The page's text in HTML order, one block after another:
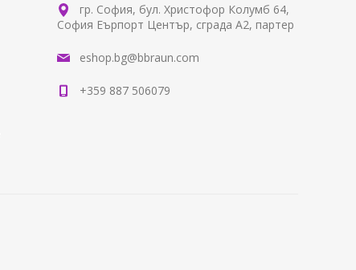
гр. София, бул. Христофор Колумб 64,
София Еърпорт Център, сграда А2, партер
eshop.bg@bbraun.com
+359 887 506079